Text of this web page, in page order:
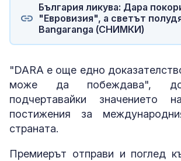
България ликува: Дара
"Евровизия", а светът
Bangaranga (СНИМКИ)
"DARA е още едно
може да побеждава",
подчертавайки значението
постижения за
страната.
Премиерът отправи и поглед